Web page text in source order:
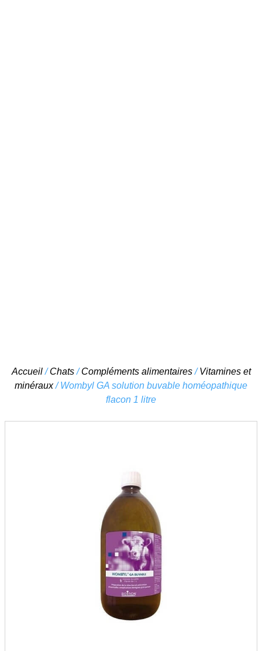
content
Accueil/Chats/Compléments alimentaires/Vitamines et
minéraux/ Wombyl GA solution buvable homéopathique
flacon 1 litre